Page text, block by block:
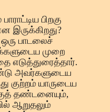
பிறகு
இருக்கிறது?
பாடலைச்
முறை
எடுத்துரைத்தார்.
அவர்களுடைய
குற்றம் யாருடைய
தண்டனையும்,
ஆறுதலும்